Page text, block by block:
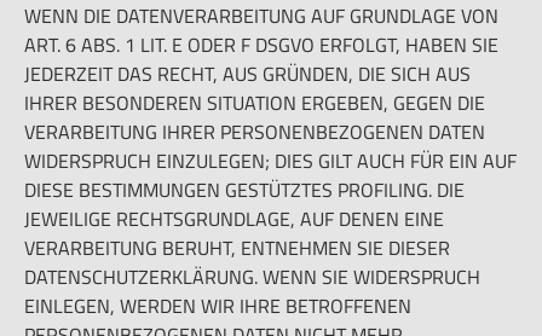
WENN DIE DATENVERARBEITUNG AUF GRUNDLAGE VON
ART. 6 ABS. 1 LIT. E ODER F DSGVO ERFOLGT, HABEN SIE
JEDERZEIT DAS RECHT, AUS GRÜNDEN, DIE SICH AUS
IHRER BESONDEREN SITUATION ERGEBEN, GEGEN DIE
VERARBEITUNG IHRER PERSONENBEZOGENEN DATEN
WIDERSPRUCH EINZULEGEN; DIES GILT AUCH FÜR EIN AUF
DIESE BESTIMMUNGEN GESTÜTZTES PROFILING. DIE
JEWEILIGE RECHTSGRUNDLAGE, AUF DENEN EINE
VERARBEITUNG BERUHT, ENTNEHMEN SIE DIESER
DATENSCHUTZERKLÄRUNG. WENN SIE WIDERSPRUCH
EINLEGEN, WERDEN WIR IHRE BETROFFENEN